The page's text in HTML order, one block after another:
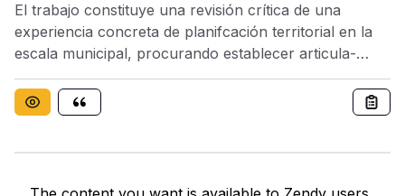
El trabajo constituye una revisión crítica de una
experiencia concreta de planifcación territorial en la
escala municipal, procurando establecer articula-
ciones entre los abordajes teórico-metodológicos que
nutren el debate actual sobre políticas de pla-
nifcación territorial y la experiencia analizada. El caso
analizar los principios teórico-meto- dológicos que